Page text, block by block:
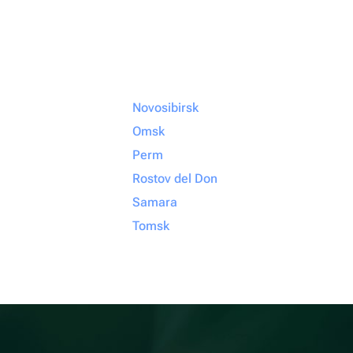
Novosibirsk
Omsk
Perm
Rostov del Don
Samara
Tomsk